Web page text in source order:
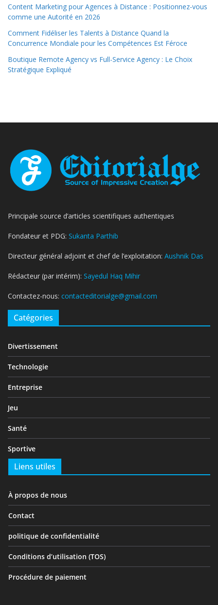
Content Marketing pour Agences à Distance : Positionnez-vous
comme une Autorité en 2026
Comment Fidéliser les Talents à Distance Quand la
Concurrence Mondiale pour les Compétences Est Féroce
Boutique Remote Agency vs Full-Service Agency : Le Choix
Stratégique Expliqué
Principale source d’articles scientifiques authentiques
Fondateur et PDG: Sukanta Parthib
Directeur général adjoint et chef de l’exploitation: Aushnik Das
Rédacteur (par intérim): Sayedul Haq Mihir
Contactez-nous: contacteditorialge@gmail.com
Catégories
Divertissement
Technologie
Entreprise
Jeu
Santé
Sportive
Liens utiles
À propos de nous
Contact
politique de confidentialité
Conditions d’utilisation (TOS)
Procédure de paiement